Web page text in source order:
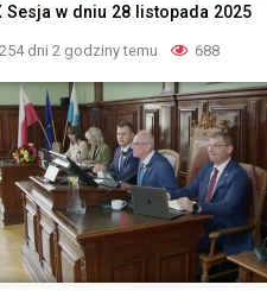
Sesja w dniu 28 listopada 2025
254 dni 2 godziny temu 688